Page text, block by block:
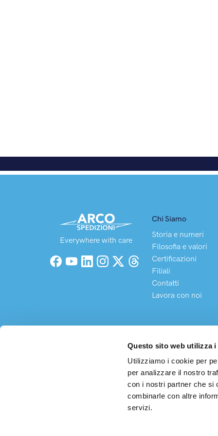
Questo sito web utilizza i
Utilizziamo i cookie per
per analizzare il nostro
con i nostri partner che si
combinarle con altre
servizi.
Everywhere with care
Facebook
YouTubeLinkedInInstagramX (Twitter)
Threads
Chi Siamo
Storia e numeri
Filosofia e valori
Certificazioni
Filiali
Contatti
Lavora con noi
Arco